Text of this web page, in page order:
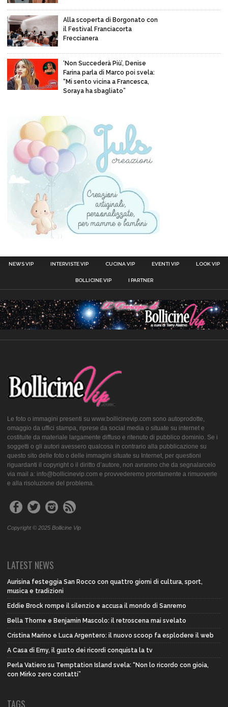
Alla scoperta di Borgonato con
il Festival Franciacorta
Freccianera
‘Non Succederà Più’, Denise
Farina parla di Marco poi svela:
“Mi sento vicina a Francesca,
Soraya ha sbagliato”
NEWS VIP INTERVISTE VIP CUCINA VIP EVENTI VIP LOOK VIP
BOLLICINE VIP I PARTNER
Le foto o immagini presenti su www.bollicinevip.com sono autoprodotte,
omaggio da uffici stampa, riprese da social media o situate su internet e
costituite da materiale largamente diffuso e ritenuto di pubblico dominio. Se i
soggetti o gli autori avessero qualcosa in contrario alla pubblicazione su
questo sito delle foto o delle immagini situate su Internet, per questioni
riguardanti il copyright o il diritto d’autore, non avranno che da segnalarcelo
via mail a: info@bollicinevip.com e provvederemo prontamente a rimuoverle
e alla risoluzione del problema.
Copyright © 2025 Bollicine Vip
LATEST NEWS
Aurisina festeggia San Rocco con quattro giorni di cultura, sport,
musica e tradizioni
Eddie Brock rompe il silenzio e accusa il mondo di Sanremo
Bella Thorne e Benjamin Mascolo: il retroscena mai svelato
Cristina Marino e Luca Argentero: il nuovo scoop fa esplodere il web
A Casa di Emy, il gusto dei ricordi conquista la tv
Perla Vatiero su Temptation Island svela: “Non lo ricordo con gioia,
con Mirko zero contatti”
TAGS